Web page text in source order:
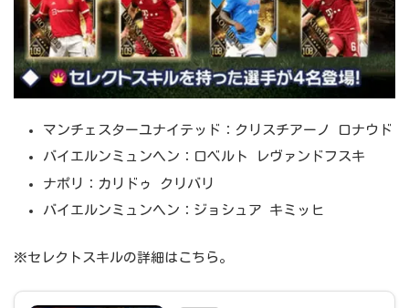
マンチェスターユナイテッド：クリスチアーノ ロナウド
バイエルンミュンヘン：ロベルト レヴァンドフスキ
ナポリ：カリドゥ クリバリ
バイエルンミュンヘン：ジョシュア キミッヒ
※セレクトスキルの詳細はこちら。